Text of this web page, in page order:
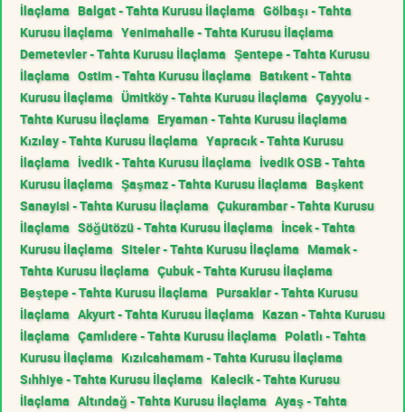
İlaçlama Balgat - Tahta Kurusu İlaçlama Gölbaşı - Tahta
Kurusu İlaçlama Yenimahalle - Tahta Kurusu İlaçlama
Demetevler - Tahta Kurusu İlaçlama Şentepe - Tahta Kurusu
İlaçlama Ostim - Tahta Kurusu İlaçlama Batıkent - Tahta
Kurusu İlaçlama Ümitköy - Tahta Kurusu İlaçlama Çayyolu -
Tahta Kurusu İlaçlama Eryaman - Tahta Kurusu İlaçlama
Kızılay - Tahta Kurusu İlaçlama Yapracık - Tahta Kurusu
İlaçlama İvedik - Tahta Kurusu İlaçlama İvedik OSB - Tahta
Kurusu İlaçlama Şaşmaz - Tahta Kurusu İlaçlama Başkent
Sanayisi - Tahta Kurusu İlaçlama Çukurambar - Tahta Kurusu
İlaçlama Söğütözü - Tahta Kurusu İlaçlama İncek - Tahta
Kurusu İlaçlama Siteler - Tahta Kurusu İlaçlama Mamak -
Tahta Kurusu İlaçlama Çubuk - Tahta Kurusu İlaçlama
Beştepe - Tahta Kurusu İlaçlama Pursaklar - Tahta Kurusu
İlaçlama Akyurt - Tahta Kurusu İlaçlama Kazan - Tahta Kurusu
İlaçlama Çamlıdere - Tahta Kurusu İlaçlama Polatlı - Tahta
Kurusu İlaçlama Kızılcahamam - Tahta Kurusu İlaçlama
Sıhhiye - Tahta Kurusu İlaçlama Kalecik - Tahta Kurusu
İlaçlama Altındağ - Tahta Kurusu İlaçlama Ayaş - Tahta